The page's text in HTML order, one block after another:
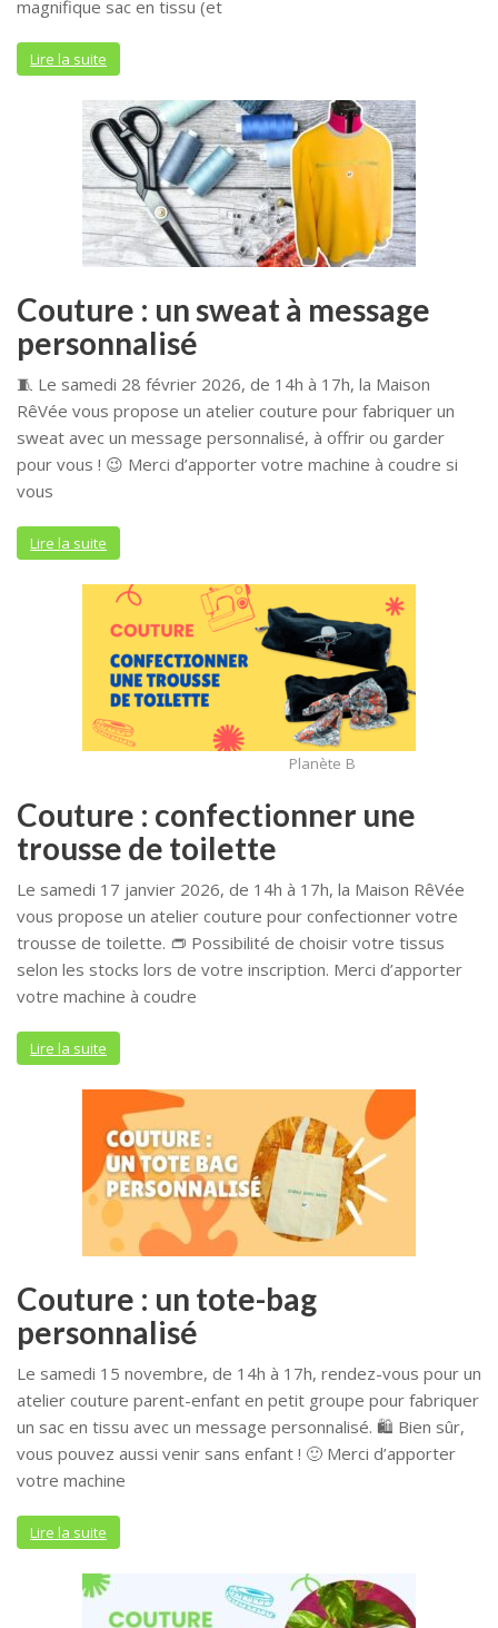
magnifique sac en tissu (et
Lire la suite
Couture : un sweat à message
personnalisé
🧵 Le samedi 28 février 2026, de 14h à 17h, la Maison
RêVée vous propose un atelier couture pour fabriquer un
sweat avec un message personnalisé, à offrir ou garder
pour vous ! 😉 Merci d’apporter votre machine à coudre si
vous
Lire la suite
Planète B
Couture : confectionner une
trousse de toilette
Le samedi 17 janvier 2026, de 14h à 17h, la Maison RêVée
vous propose un atelier couture pour confectionner votre
trousse de toilette. 👝 Possibilité de choisir votre tissus
selon les stocks lors de votre inscription. Merci d’apporter
votre machine à coudre
Lire la suite
Couture : un tote-bag
personnalisé
Le samedi 15 novembre, de 14h à 17h, rendez-vous pour un
atelier couture parent-enfant en petit groupe pour fabriquer
un sac en tissu avec un message personnalisé. 🛍️ Bien sûr,
vous pouvez aussi venir sans enfant ! 🙂 Merci d’apporter
votre machine
Lire la suite